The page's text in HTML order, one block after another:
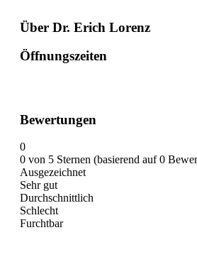
Über Dr. Erich Lorenz
Öffnungszeiten
Bewertungen
0
0 von 5 Sternen (basierend auf 0
Ausgezeichnet
Sehr gut
Durchschnittlich
Schlecht
Furchtbar